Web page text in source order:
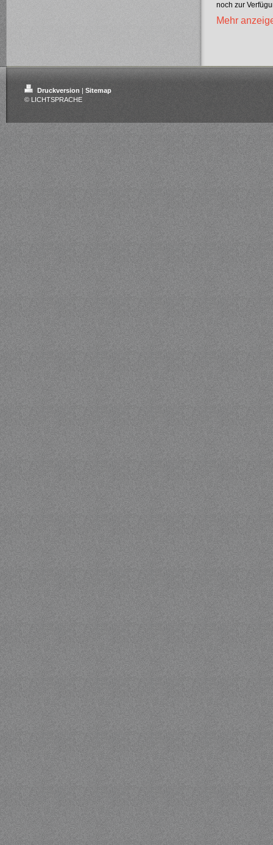
noch zur
Mehr
Druckversion | Sitemap
© LICHTSPRACHE